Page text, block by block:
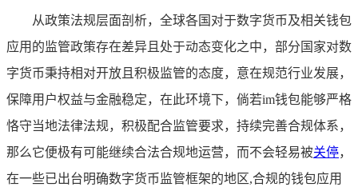
从政策法规层面剖析，全球各国对于数字货币及相关钱包
应用的监管政策存在差异且处于动态变化之中，部分国家对数
字货币秉持相对开放且积极监管的态度，意在规范行业发展，
保障用户权益与金融稳定，在此环境下，倘若im钱包能够严格
恪守当地法律法规，积极配合监管要求，持续完善合规体系，
那么它便极有可能继续合法合规地运营，而不会轻易被关停，
在一些已出台明确数字货币监管框架的地区,合规的钱包应用